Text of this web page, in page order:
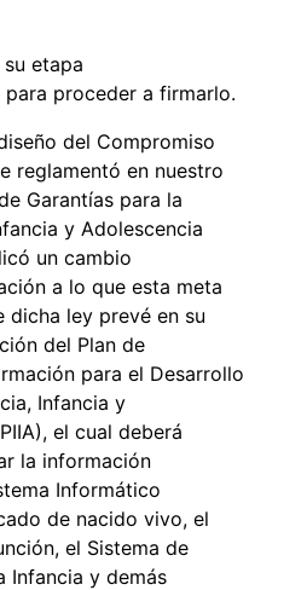
etapa
proceder a firmarlo.
del Compromiso
reglamentó en nuestro
Garantías para la
y Adolescencia
un cambio
a lo que esta meta
dicha ley prevé en su
del Plan de
para el Desarrollo
Infancia y
el cual deberá
la información
Informático
de nacido vivo, el
el Sistema de
Infancia y demás